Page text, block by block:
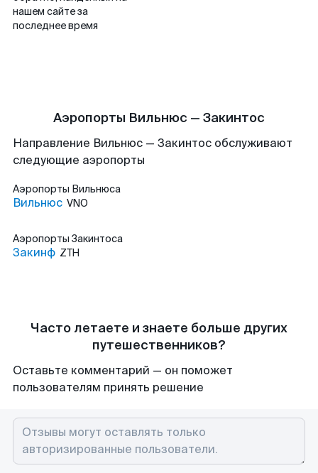
нашем сайте за
последнее время
Аэропорты Вильнюс — Закинтос
Направление Вильнюс — Закинтос обслуживают
следующие аэропорты
Аэропорты Вильнюса
Вильнюс VNO
Аэропорты Закинтоса
Закинф ZTH
Часто летаете и знаете больше других
путешественников?
Оставьте комментарий — он поможет
пользователям принять решение